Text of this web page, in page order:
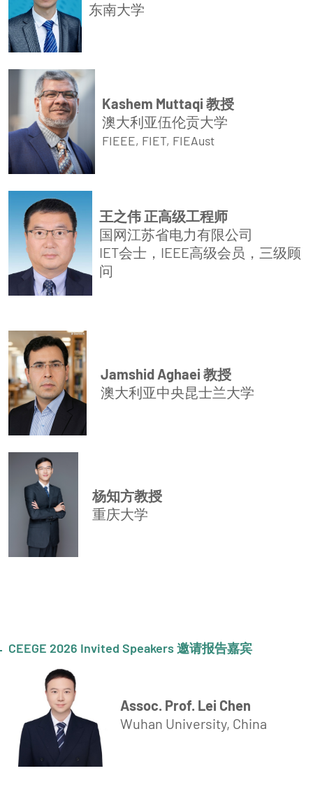
东南大学
Kashem Muttaqi 教授
澳大利亚伍伦贡大学
FIEEE, FIET, FIEAust
王之伟 正高级工程师
国网江苏省电力有限公司
IET会士，IEEE高级会员，三级顾
问
Jamshid Aghaei 教授
澳大利亚中央昆士兰大学
杨知方教授
重庆大学
CEEGE 2026 Invited Speakers 邀请报告嘉宾
Assoc. Prof. Lei Chen
Wuhan University, China